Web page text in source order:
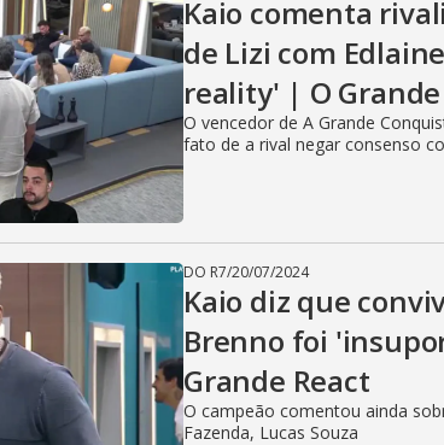
Kaio comenta
de Lizi com
reality' | O Grande
O vencedor de A Grande
fato de a rival negar consenso
DO R7/20/07/2024
Kaio diz que
Brenno foi
Grande React
O campeão comentou ainda
Fazenda, Lucas Souza